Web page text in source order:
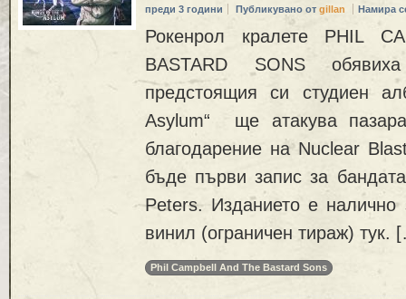
преди 3 години Публикувано от gillan Намира
Рокенрол кралете PHIL
BASTARD SONS
предстоящия си студиен
Asylum“ ще атакува
благодарение на Nuclear
бъде първи запис за
Peters. Изданието е
винил (ограничен тираж) тук.
Phil Campbell And The Bastard Sons